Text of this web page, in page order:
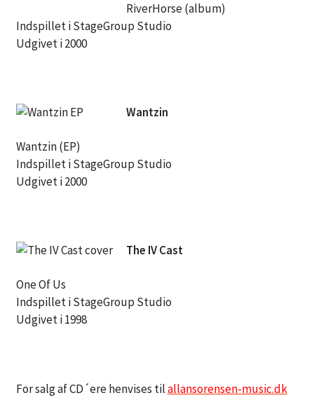
RiverHorse (album)
Indspillet i StageGroup Studio
Udgivet i 2000
Wantzin
Wantzin (EP)
Indspillet i StageGroup Studio
Udgivet i 2000
The IV Cast
One Of Us
Indspillet i StageGroup Studio
Udgivet i 1998
For salg af CD´ere henvises tilallansorensen-music.dk